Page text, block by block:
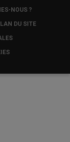
NOUS ?
DU SITE